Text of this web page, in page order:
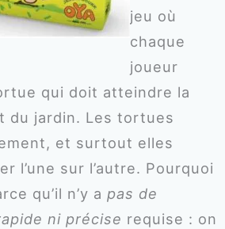
jeu où
chaque
joueur
qui doit atteindre la
du jardin. Les tortues
et surtout elles
l’une sur l’autre. Pourquoi
qu’il n’y a pas de
ni précise requise : on